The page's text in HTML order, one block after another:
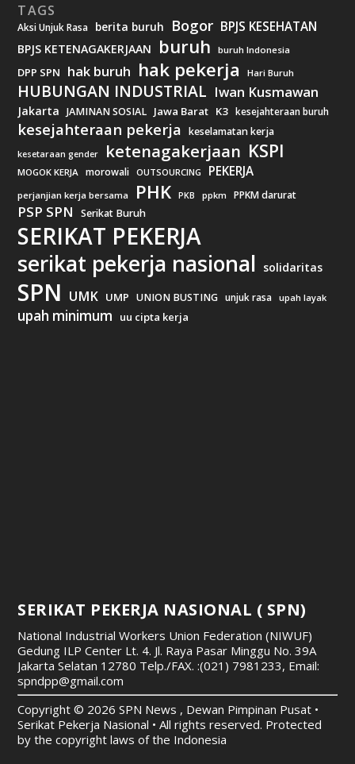
TAGS
Aksi Unjuk Rasa berita buruh Bogor BPJS KESEHATAN
BPJS KETENAGAKERJAAN buruh buruh Indonesia
DPP SPN hak buruh hak pekerja Hari Buruh
HUBUNGAN INDUSTRIAL Iwan Kusmawan
Jakarta JAMINAN SOSIAL Jawa Barat K3 kesejahteraan buruh
kesejahteraan pekerja keselamatan kerja
kesetaraan gender ketenagakerjaan KSPI
MOGOK KERJA morowali OUTSOURCING PEKERJA
perjanjian kerja bersama PHK PKB ppkm PPKM darurat
PSP SPN Serikat Buruh
SERIKAT PEKERJA
serikat pekerja nasional solidaritas
SPN UMK UMP UNION BUSTING unjuk rasa upah layak
upah minimum uu cipta kerja
SERIKAT PEKERJA NASIONAL ( SPN)
National Industrial Workers Union Federation (NIWUF)
Gedung ILP Center Lt. 4. Jl. Raya Pasar Minggu No. 39A
Jakarta Selatan 12780 Telp./FAX. :(021) 7981233, Email:
spndpp@gmail.com
Copyright © 2026 SPN News , Dewan Pimpinan Pusat •
Serikat Pekerja Nasional • All rights reserved. Protected
by the copyright laws of the Indonesia